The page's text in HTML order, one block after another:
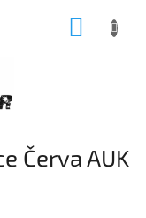
Červa AUK